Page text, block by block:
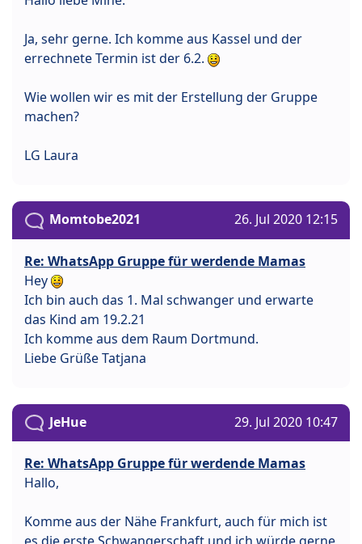
Ja, sehr gerne. Ich komme aus Kassel und der
errechnete Termin ist der 6.2.
Wie wollen wir es mit der Erstellung der Gruppe
machen?
LG Laura
Momtobe2021 26. Jul 2020 12:15
Re: WhatsApp Gruppe für werdende Mamas
Hey
Ich bin auch das 1. Mal schwanger und erwarte
das Kind am 19.2.21
Ich komme aus dem Raum Dortmund.
Liebe Grüße Tatjana
JeHue 29. Jul 2020 10:47
Re: WhatsApp Gruppe für werdende Mamas
Hallo,
Komme aus der Nähe Frankfurt, auch für mich ist